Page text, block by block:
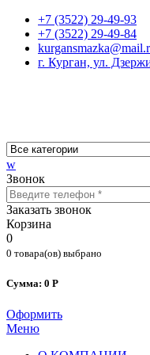
+7 (3522) 29-49-93
+7 (3522) 29-49-84
г. Курган, ул.
w
Звонок
Заказать звонок
Корзина
0
0 товара(ов) выбрано
Сумма: 0 Р
Оформить
Меню